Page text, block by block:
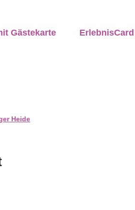
Gästekarte
Heide